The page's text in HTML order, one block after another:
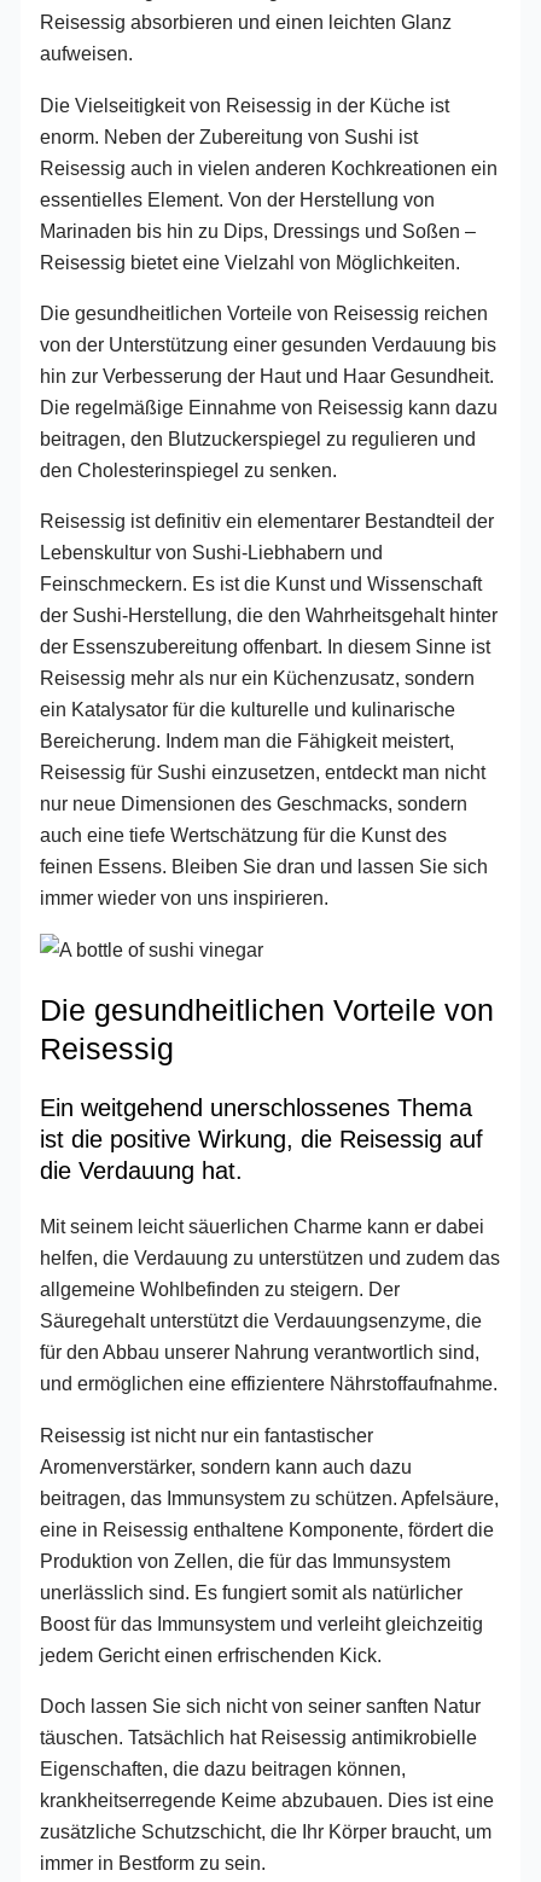
Reisessig absorbieren und einen leichten Glanz
aufweisen.
Die Vielseitigkeit von Reisessig in der Küche ist
enorm. Neben der Zubereitung von Sushi ist
Reisessig auch in vielen anderen Kochkreationen ein
essentielles Element. Von der Herstellung von
Marinaden bis hin zu Dips, Dressings und Soßen –
Reisessig bietet eine Vielzahl von Möglichkeiten.
Die gesundheitlichen Vorteile von Reisessig reichen
von der Unterstützung einer gesunden Verdauung bis
hin zur Verbesserung der Haut und Haar Gesundheit.
Die regelmäßige Einnahme von Reisessig kann dazu
beitragen, den Blutzuckerspiegel zu regulieren und
den Cholesterinspiegel zu senken.
Reisessig ist definitiv ein elementarer Bestandteil der
Lebenskultur von Sushi-Liebhabern und
Feinschmeckern. Es ist die Kunst und Wissenschaft
der Sushi-Herstellung, die den Wahrheitsgehalt hinter
der Essenszubereitung offenbart. In diesem Sinne ist
Reisessig mehr als nur ein Küchenzusatz, sondern
ein Katalysator für die kulturelle und kulinarische
Bereicherung. Indem man die Fähigkeit meistert,
Reisessig für Sushi einzusetzen, entdeckt man nicht
nur neue Dimensionen des Geschmacks, sondern
auch eine tiefe Wertschätzung für die Kunst des
feinen Essens. Bleiben Sie dran und lassen Sie sich
immer wieder von uns inspirieren.
Die gesundheitlichen Vorteile von
Reisessig
Ein weitgehend unerschlossenes Thema
ist die positive Wirkung, die Reisessig auf
die Verdauung hat.
Mit seinem leicht säuerlichen Charme kann er dabei
helfen, die Verdauung zu unterstützen und zudem das
allgemeine Wohlbefinden zu steigern. Der
Säuregehalt unterstützt die Verdauungsenzyme, die
für den Abbau unserer Nahrung verantwortlich sind,
und ermöglichen eine effizientere Nährstoffaufnahme.
Reisessig ist nicht nur ein fantastischer
Aromenverstärker, sondern kann auch dazu
beitragen, das Immunsystem zu schützen. Apfelsäure,
eine in Reisessig enthaltene Komponente, fördert die
Produktion von Zellen, die für das Immunsystem
unerlässlich sind. Es fungiert somit als natürlicher
Boost für das Immunsystem und verleiht gleichzeitig
jedem Gericht einen erfrischenden Kick.
Doch lassen Sie sich nicht von seiner sanften Natur
täuschen. Tatsächlich hat Reisessig antimikrobielle
Eigenschaften, die dazu beitragen können,
krankheitserregende Keime abzubauen. Dies ist eine
zusätzliche Schutzschicht, die Ihr Körper braucht, um
immer in Bestform zu sein.